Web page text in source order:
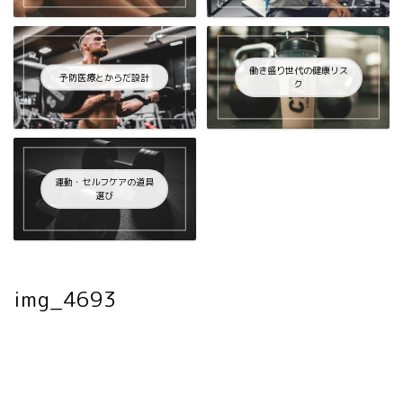
予防医療とからだ設計
働き盛り世代の健康リス
ク
運動・セルフケアの道具
選び
img_4693